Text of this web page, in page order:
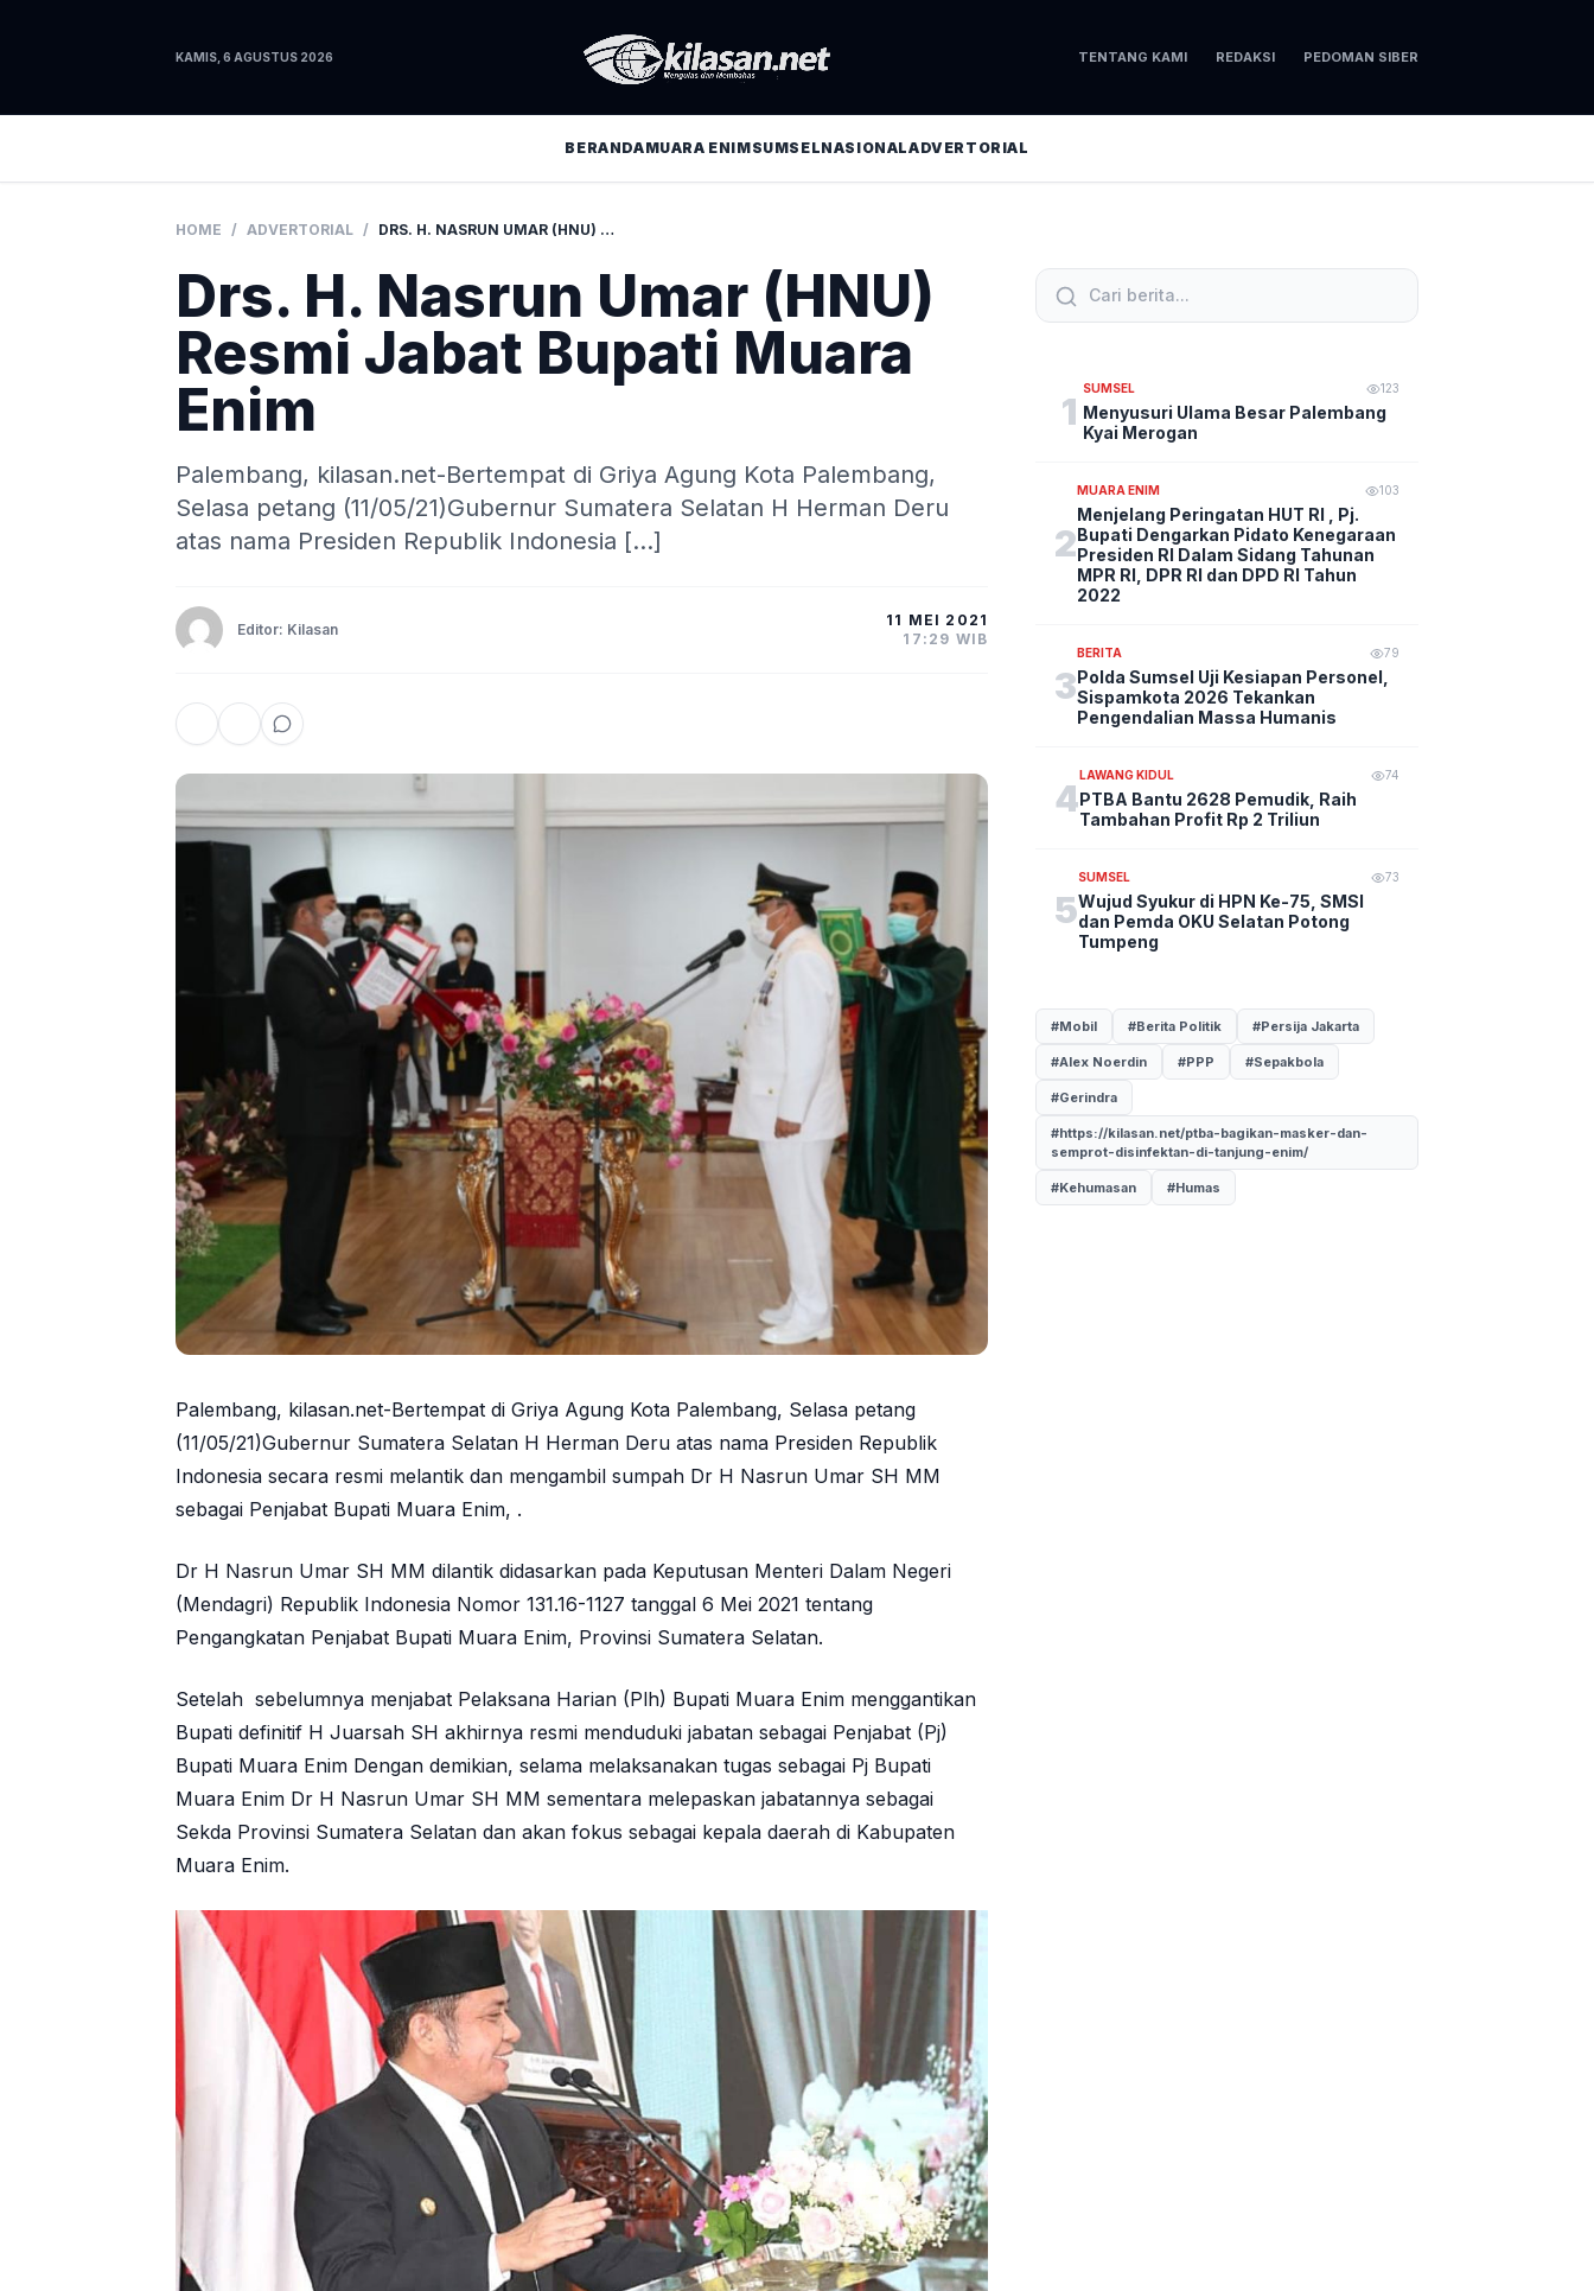
KAMIS, 6 AGUSTUS 2026 TENTANG KAMI REDAKSI PEDOMAN SIBER
BERANDAMUARA ENIMSUMSELNASIONALADVERTORIAL
HOME / ADVERTORIAL / DRS. H. NASRUN UMAR (HNU) RESMI JABAT BUPATI MUARA ENIM
Drs. H. Nasrun Umar (HNU)
Resmi Jabat Bupati Muara
Enim
Palembang, kilasan.net-Bertempat di Griya Agung Kota Palembang,
Selasa petang (11/05/21)Gubernur Sumatera Selatan H Herman Deru
atas nama Presiden Republik Indonesia […]
Editor: Kilasan
11 MEI 2021
17:29 WIB
Palembang, kilasan.net-Bertempat di Griya Agung Kota Palembang, Selasa petang
(11/05/21)Gubernur Sumatera Selatan H Herman Deru atas nama Presiden Republik
Indonesia secara resmi melantik dan mengambil sumpah Dr H Nasrun Umar SH MM
sebagai Penjabat Bupati Muara Enim, .
Dr H Nasrun Umar SH MM dilantik didasarkan pada Keputusan Menteri Dalam Negeri
(Mendagri) Republik Indonesia Nomor 131.16-1127 tanggal 6 Mei 2021 tentang
Pengangkatan Penjabat Bupati Muara Enim, Provinsi Sumatera Selatan.
Setelah sebelumnya menjabat Pelaksana Harian (Plh) Bupati Muara Enim menggantikan
Bupati definitif H Juarsah SH akhirnya resmi menduduki jabatan sebagai Penjabat (Pj)
Bupati Muara Enim Dengan demikian, selama melaksanakan tugas sebagai Pj Bupati
Muara Enim Dr H Nasrun Umar SH MM sementara melepaskan jabatannya sebagai
Sekda Provinsi Sumatera Selatan dan akan fokus sebagai kepala daerah di Kabupaten
Muara Enim.
1
SUMSEL 123
Menyusuri Ulama Besar Palembang
Kyai Merogan
2
MUARA ENIM 103
Menjelang Peringatan HUT RI , Pj.
Bupati Dengarkan Pidato Kenegaraan
Presiden RI Dalam Sidang Tahunan
MPR RI, DPR RI dan DPD RI Tahun
2022
3
BERITA 79
Polda Sumsel Uji Kesiapan Personel,
Sispamkota 2026 Tekankan
Pengendalian Massa Humanis
4
LAWANG KIDUL 74
PTBA Bantu 2628 Pemudik, Raih
Tambahan Profit Rp 2 Triliun
5
SUMSEL 73
Wujud Syukur di HPN Ke-75, SMSI
dan Pemda OKU Selatan Potong
Tumpeng
#Mobil #Berita Politik #Persija Jakarta
#Alex Noerdin #PPP #Sepakbola
#Gerindra
#https://kilasan.net/ptba-bagikan-masker-dan-
semprot-disinfektan-di-tanjung-enim/
#Kehumasan #Humas